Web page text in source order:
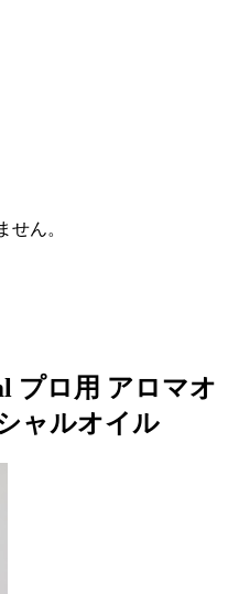
ん。
プロ用 アロマオ
ャルオイル